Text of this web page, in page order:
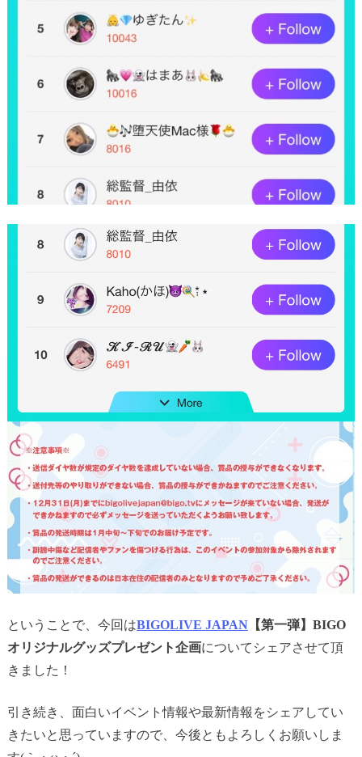
ということで、今回はBIGOLIVE JAPAN【第一弾】BIGO
オリジナルグッズプレゼント企画についてシェアさせて頂
きました！
引き続き、面白いイベント情報や最新情報をシェアしてい
きたいと思っていますので、今後ともよろしくお願いしま